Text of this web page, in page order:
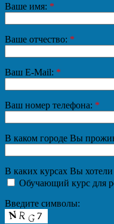
Ваше имя: *
Ваше отчество: *
Ваш E-Mail: *
Ваш номер телефона: *
В каком городе Вы
В каких курсах Вы
Обучающий курс для
Введите символы: